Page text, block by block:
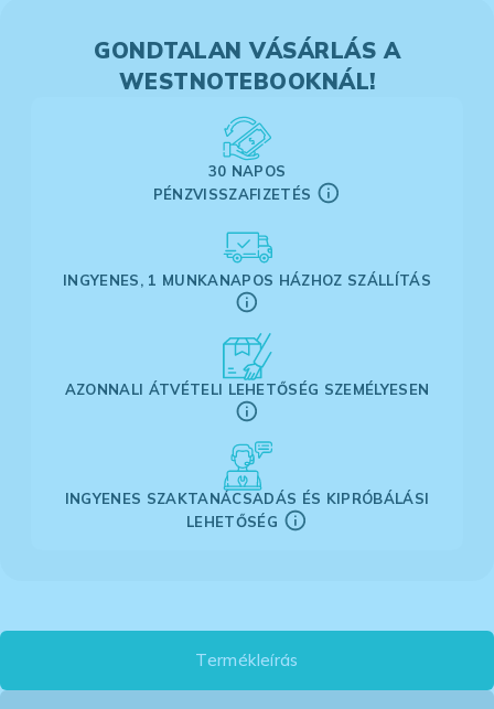
GONDTALAN VÁSÁRLÁS A
WESTNOTEBOOKNÁL!
30 NAPOS
PÉNZVISSZAFIZETÉS
INGYENES, 1 MUNKANAPOS HÁZHOZ SZÁLLÍTÁS
AZONNALI ÁTVÉTELI LEHETŐSÉG SZEMÉLYESEN
INGYENES SZAKTANÁCSADÁS ÉS KIPRÓBÁLÁSI
LEHETŐSÉG
Termékleírás